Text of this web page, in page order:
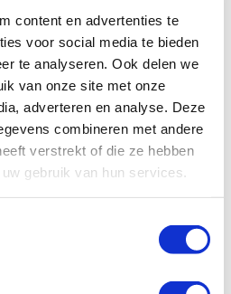
content en advertenties te
voor social media te bieden
te analyseren. Ook delen we
van onze site met onze
adverteren en analyse. Deze
combineren met andere
verstrekt of die ze hebben
gebruik van hun services.